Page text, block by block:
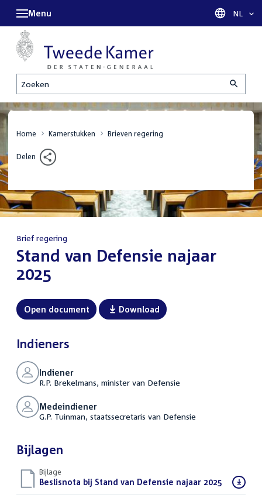
Zoeken
Menu Taal
NL
Home Kamerstukken Brieven regering
Delen
Brief regering
:Stand van Defensie najaar
2025
Open document Download
Indieners
Indiener
R.P. Brekelmans, minister van Defensie
Medeindiener
G.P. Tuinman, staatssecretaris van Defensie
Bijlagen
Bijlage
Download
bestand:
Beslisnota bij Stand van Defensie najaar 2025 (PDF)